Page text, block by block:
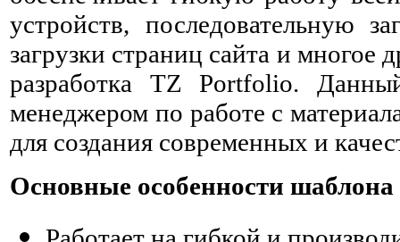
устройств, последовательную
загрузки страниц сайта и многое
разработка TZ Portfolio.
менеджером по работе с
для создания современных и
Основные особенности